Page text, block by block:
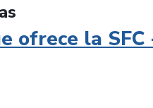
ofrece la SFC